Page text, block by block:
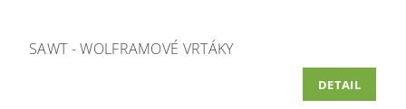
SAWT - WOLFRAMOVÉ VRTÁKY
DETAIL